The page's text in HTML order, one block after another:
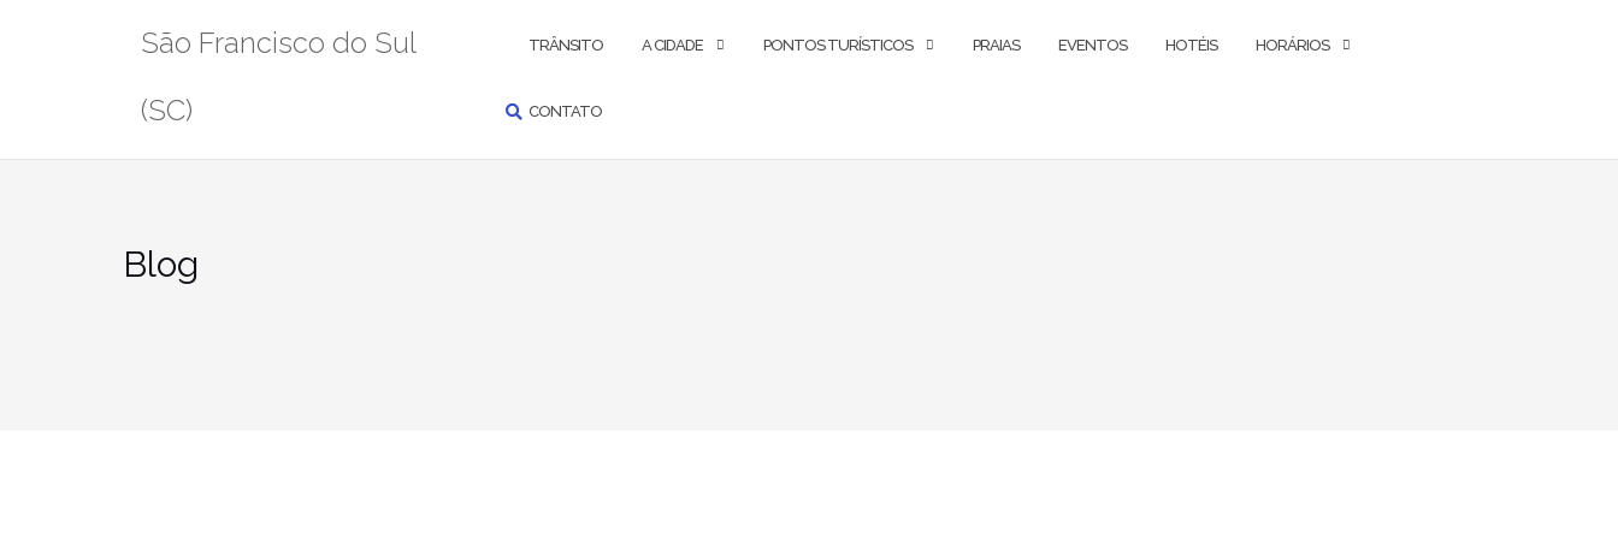
São Francisco do Sul
(SC)
TRÂNSITO A CIDADE PONTOS TURÍSTICOS PRAIAS EVENTOS HOTÉIS HORÁRIOS
CONTATO
Blog